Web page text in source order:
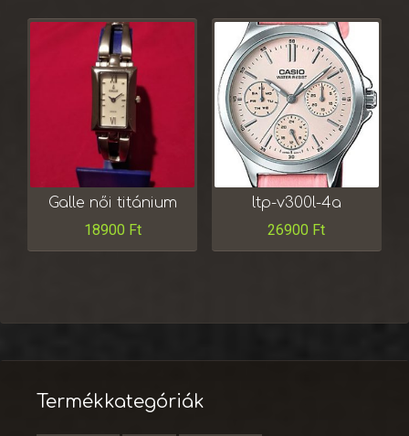
Galle női titánium
18900 Ft
ltp-v300l-4a
26900 Ft
Termékkategóriák